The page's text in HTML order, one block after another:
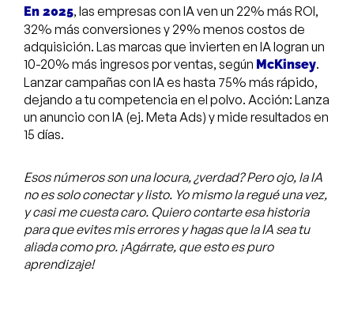
En 2025, las empresas con IA ven un 22% más ROI,
32% más conversiones y 29% menos costos de
adquisición. Las marcas que invierten en IA logran un
10-20% más ingresos por ventas, según McKinsey.
Lanzar campañas con IA es hasta 75% más rápido,
dejando a tu competencia en el polvo. Acción: Lanza
un anuncio con IA (ej. Meta Ads) y mide resultados en
15 días.
Esos números son una locura, ¿verdad? Pero ojo, la IA
no es solo conectar y listo. Yo mismo la regué una vez,
y casi me cuesta caro. Quiero contarte esa historia
para que evites mis errores y hagas que la IA sea tu
aliada como pro. ¡Agárrate, que esto es puro
aprendizaje!